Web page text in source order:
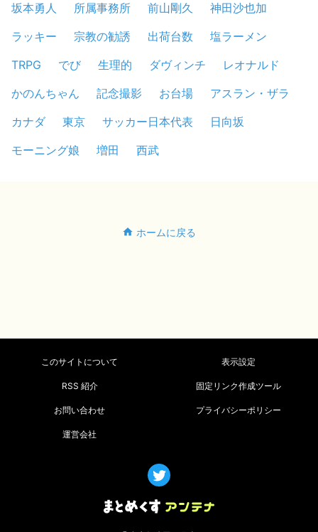
坂本勇人
所属事務所 前山剛久
神田沙也加
ラッキー
宗教の勧誘 出荷台数
塩ラーメン
TRPG
でび 生理的 ダヴィンチ
レオナルド
かのんちゃん
記念撮影 お台場
アスラン・ザラ
カナダ
東京 サッカー日本代表
日向坂
モーニング娘
増田 西武
ホームに戻る
このサイトについて 表示設定
RSS 紹介 固定リンク作成ツール
お問い合わせ プライバシーポリシー
運営会社